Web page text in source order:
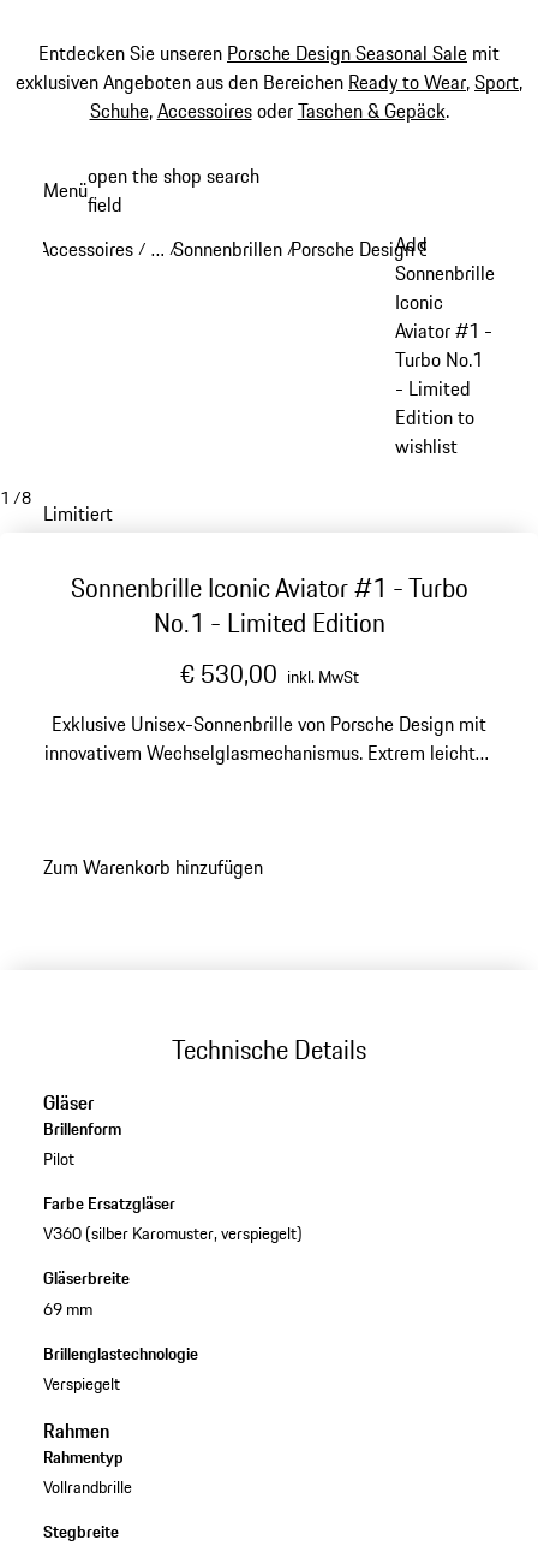
Entdecken Sie unseren Porsche Design Seasonal Sale mit
exklusiven Angeboten aus den Bereichen Ready to Wear,Sport,
Schuhe,AccessoiresoderTaschen & Gepäck.
Hauptinhalt
Menüopen the shop search
field
Accessoires / …
Reveal collapsed breadcrumb items
/Sonnenbrillen /Porsche Design Sonnenbrillen
Add
Sonnenbrille
Iconic
Aviator #1 -
Turbo No.1
- Limited
Edition to
wishlist
1 /8
Limitiert
Sonnenbrille Iconic Aviator #1 - Turbo
No.1 - Limited Edition
€ 530,00 inkl. MwSt
Exklusive Unisex-Sonnenbrille von Porsche Design mit
innovativem Wechselglasmechanismus. Extrem leichtes
Zum Warenkorb hinzufügen
Technische Details
Gläser
Brillenform
Pilot
Farbe Ersatzgläser
V360 (silber Karomuster, verspiegelt)
Gläserbreite
69 mm
Brillenglastechnologie
Verspiegelt
Rahmen
Rahmentyp
Vollrandbrille
Stegbreite